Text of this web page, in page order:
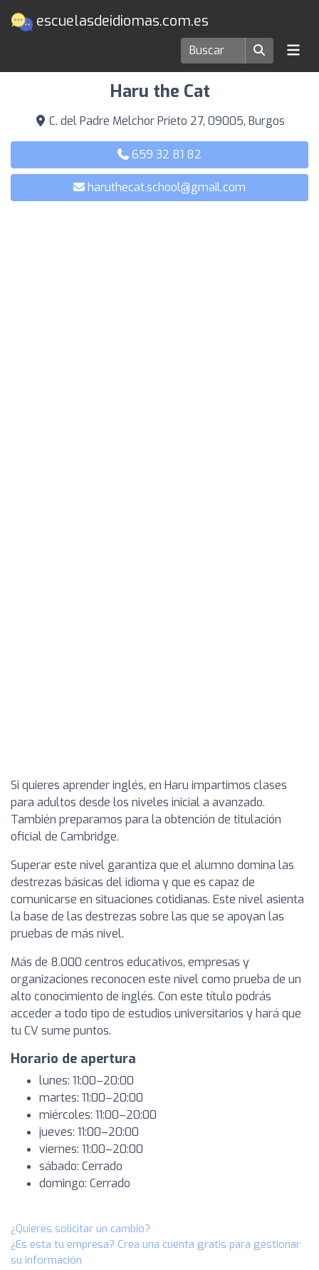
escuelasdeidiomas.com.es
Escuelas de idiomas en Burgos
Haru the Cat
C. del Padre Melchor Prieto 27, 09005, Burgos
659 32 81 82
haruthecat.school@gmail.com
Si quieres aprender inglés, en Haru impartimos clases
para adultos desde los niveles inicial a avanzado.
También preparamos para la obtención de titulación
oficial de Cambridge.
Superar este nivel garantiza que el alumno domina las
destrezas básicas del idioma y que es capaz de
comunicarse en situaciones cotidianas. Este nivel asienta
la base de las destrezas sobre las que se apoyan las
pruebas de más nivel.
Más de 8.000 centros educativos, empresas y
organizaciones reconocen este nivel como prueba de un
alto conocimiento de inglés. Con este título podrás
acceder a todo tipo de estudios universitarios y hará que
tu CV sume puntos.
Horario de apertura
lunes: 11:00–20:00
martes: 11:00–20:00
miércoles: 11:00–20:00
jueves: 11:00–20:00
viernes: 11:00–20:00
sábado: Cerrado
domingo: Cerrado
¿Quieres solicitar un cambio?
¿Es esta tu empresa? Crea una cuenta gratis para gestionar
su información